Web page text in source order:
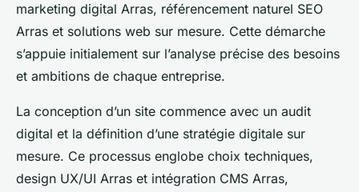
marketing digital Arras, référencement naturel SEO
Arras et solutions web sur mesure. Cette démarche
s’appuie initialement sur l’analyse précise des besoins
et ambitions de chaque entreprise.
La conception d’un site commence avec un audit
digital et la définition d’une stratégie digitale sur
mesure. Ce processus englobe choix techniques,
design UX/UI Arras et intégration CMS Arras,